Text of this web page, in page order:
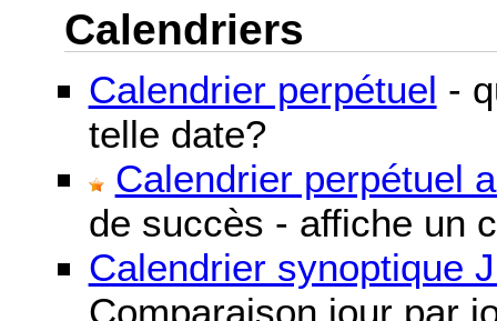
Calendriers
Calendrier perpétuel -
telle date?
Calendrier perpétuel
de succès - affiche un
Calendrier synoptique
Comparaison jour par